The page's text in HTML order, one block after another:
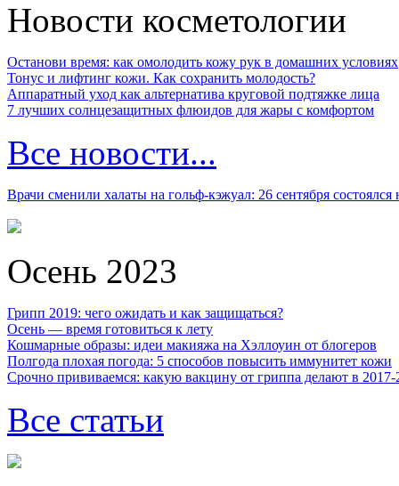
Новости косметологии
Останови время: как омолодить кожу рук в домашних условиях
Тонус и лифтинг кожи. Как сохранить молодость?
Аппаратный уход как альтернатива круговой подтяжке лица
7 лучших солнцезащитных флюидов для жары с комфортом
Все новости...
Врачи сменили халаты на гольф-кэжуал: 26 сентября
Осень 2023
Грипп 2019: чего ожидать и как защищаться?
Осень — время готовиться к лету
Кошмарные образы: идеи макияжа на Хэллоуин от блогеров
Полгода плохая погода: 5 способов повысить иммунитет кожи
Срочно прививаемся: какую вакцину от гриппа делают в 2017-
Все статьи